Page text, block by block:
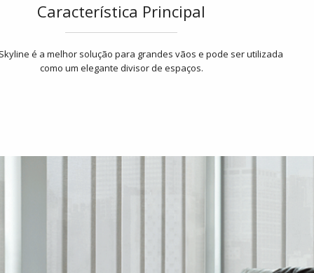
Característica Principal
é a melhor solução para grandes vãos e pode ser utilizada
como um elegante divisor de espaços.